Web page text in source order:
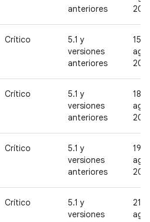
anteriores
Crítico
5.1 y
versiones
anteriores
15
Crítico
5.1 y
versiones
anteriores
18
Crítico
5.1 y
versiones
anteriores
19
Crítico
5.1 y
versiones
21